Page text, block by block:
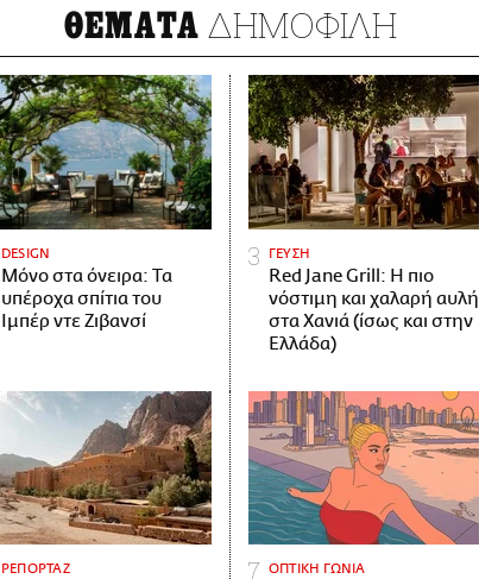
ΘΕΜΑΤΑ ΔΗΜΟΦΙΛΗ
DESIGN
Μόνο στα όνειρα: Τα
υπέροχα σπίτια του
Ιμπέρ ντε Ζιβανσί
ΓΕΥΣΗ
Red Jane Grill: Η πιο
νόστιμη και χαλαρή αυλή
στα Χανιά (ίσως και στην
Ελλάδα)
ΡΕΠΟΡΤΑΖ ΟΠΤΙΚΗ ΓΩΝΙΑ